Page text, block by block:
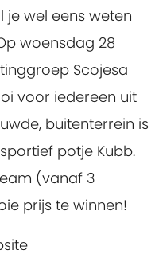
wel eens weten
woensdag 28
Scojesa
voor iedereen uit
buitenterrein is
potje Kubb.
(vanaf 3
prijs te winnen!